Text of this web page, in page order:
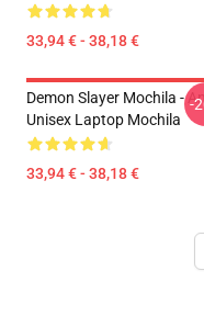
33,94 € - 38,18 €
Demon Slayer Mochila -
Unisex Laptop Mochila
33,94 € - 38,18 €
-